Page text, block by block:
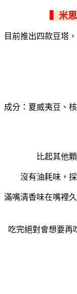
▍米
目前推出四款豆塔
成分：夏威夷豆、
比起其他
沒有油耗味，
滿嘴清香味在嘴裡
吃完絕對會想要再